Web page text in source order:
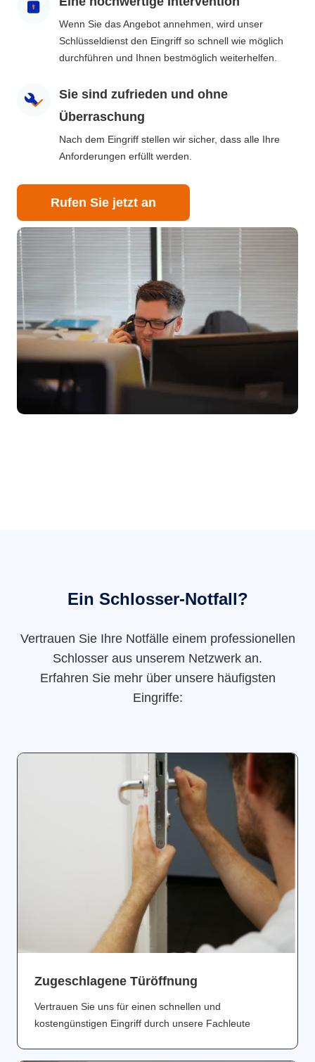
Wenn Sie das Angebot annehmen, wird unser
Schlüsseldienst den Eingriff so schnell wie möglich
durchführen und Ihnen bestmöglich weiterhelfen.
Sie sind zufrieden und ohne
Überraschung
Nach dem Eingriff stellen wir sicher, dass alle Ihre
Anforderungen erfüllt werden.
Rufen Sie jetzt an
Ein Schlosser-Notfall?
Vertrauen Sie Ihre Notfälle einem professionellen
Schlosser aus unserem Netzwerk an.
Erfahren Sie mehr über unsere häufigsten
Eingriffe:
Zugeschlagene Türöffnung
Vertrauen Sie uns für einen schnellen und
kostengünstigen Eingriff durch unsere Fachleute